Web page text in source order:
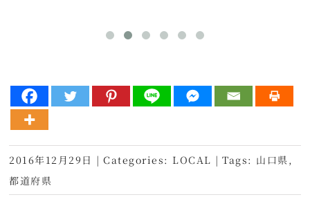
2016年12月29日 | Categories: LOCAL | Tags: 山口県 ,
都道府県